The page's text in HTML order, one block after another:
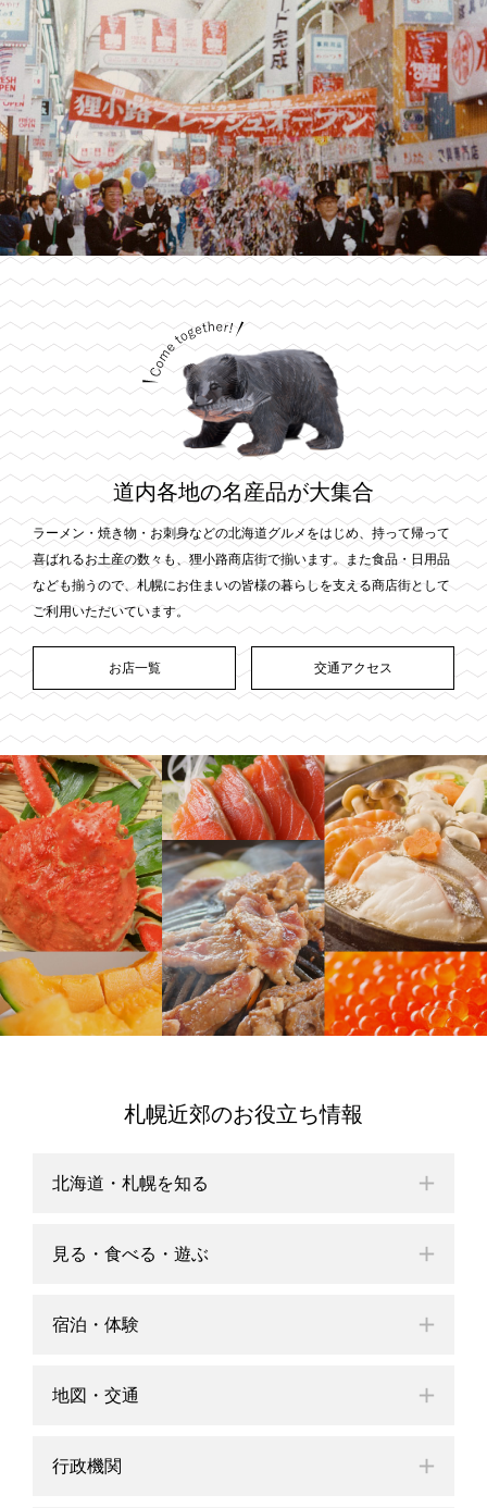
道内各地の名産品が大集合
ラーメン・焼き物・お刺身などの北海道グルメをはじめ、持って帰って
喜ばれるお土産の数々も、狸小路商店街で揃います。また食品・日用品
なども揃うので、札幌にお住まいの皆様の暮らしを支える商店街として
ご利用いただいています。
お店一覧 交通アクセス
札幌近郊のお役立ち情報
北海道・札幌を知る
見る・食べる・遊ぶ
宿泊・体験
地図・交通
行政機関